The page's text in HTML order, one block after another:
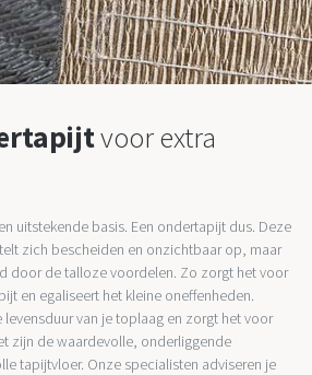
voor extra
uitstekende basis. Een ondertapijt dus. Deze
zich bescheiden en onzichtbaar op, maar
door de talloze voordelen. Zo zorgt het voor
en egaliseert het kleine oneffenheden.
van je toplaag en zorgt het voor
zijn de waardevolle, onderliggende
tapijtvloer. Onze specialisten adviseren je